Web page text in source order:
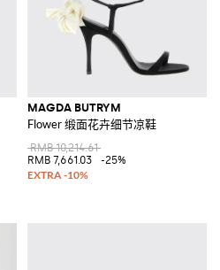
MAGDA BUTRYM
Flower 缎面花卉细节凉鞋
RMB 10,214.61
RMB 7,661.03
-25%